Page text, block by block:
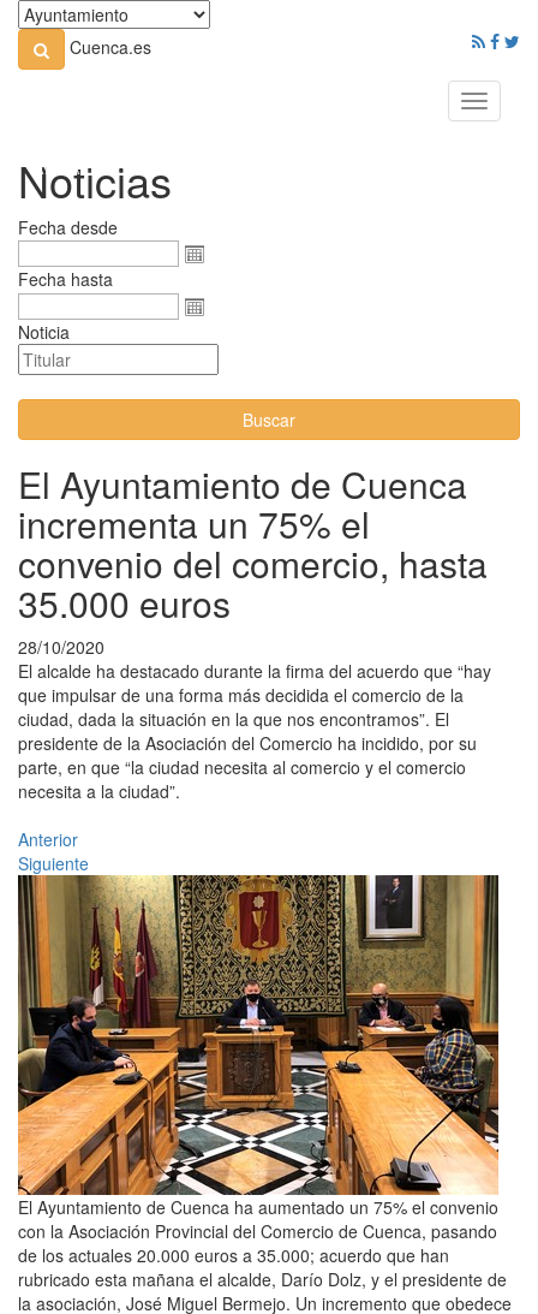
Cuenca.es
Toggle
Noticias
Fecha desde
Fecha hasta
Noticia
Buscar
El Ayuntamiento de Cuenca
incrementa un 75% el
convenio del comercio, hasta
35.000 euros
28/10/2020
El alcalde ha destacado durante la firma del acuerdo que “hay
que impulsar de una forma más decidida el comercio de la
ciudad, dada la situación en la que nos encontramos”. El
presidente de la Asociación del Comercio ha incidido, por su
parte, en que “la ciudad necesita al comercio y el comercio
necesita a la ciudad”.
Anterior
Siguiente
El Ayuntamiento de Cuenca ha aumentado un 75% el convenio
con la Asociación Provincial del Comercio de Cuenca, pasando
de los actuales 20.000 euros a 35.000; acuerdo que han
rubricado esta mañana el alcalde, Darío Dolz, y el presidente de
la asociación, José Miguel Bermejo. Un incremento que obedece